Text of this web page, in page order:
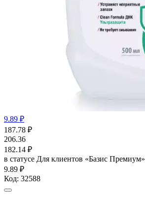
9.89 ₽
187.78 ₽
206.36
182.14 ₽
в статусе Для клиентов «Базис Премиум»
9.89 ₽
Код: 32588